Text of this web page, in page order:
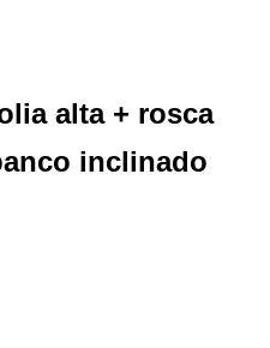
alta + rosca
inclinado